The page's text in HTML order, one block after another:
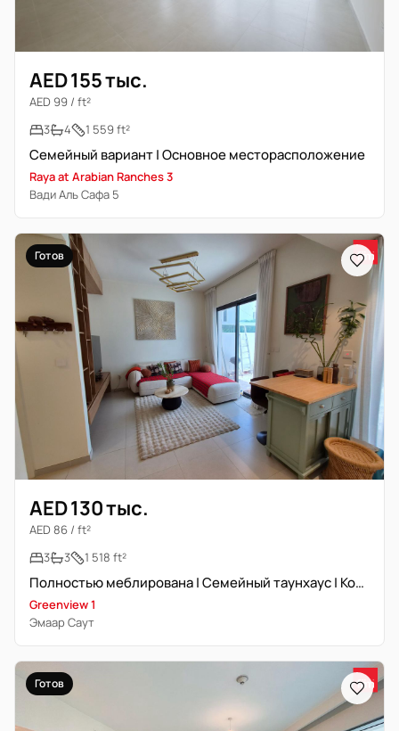
AED 155 тыс.
AED 99 / ft²
3
4 1 559 ft²
Семейный вариант | Основное месторасположение
Raya at Arabian Ranches 3
Вади Аль Сафа 5
Готов
AED 130 тыс.
AED 86 / ft²
3
3 1 518 ft²
Полностью меблирована | Семейный таунхаус | Комната для прислуги | Готово к заселению
Greenview 1
Эмаар Саут
Готов